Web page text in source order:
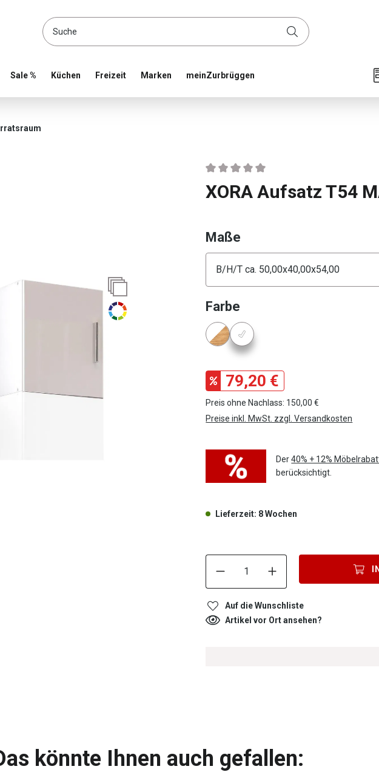
and shop online
Sale % Küchen Freizeit Marken meinZurbrüggen
Durchschnittliche Bewertung von 0 von 5
XORA Aufsatz T54
Maße
Konfigurator Maße
Farbe
Konfigurator Farbe
79,20 €
Preis ohne Nachlass: 150,00 €
Preise inkl. MwSt. zzgl. Versandkosten
Der40% + 12%
berücksichtigt.
Lieferzeit: 8 Wochen
Produkt Anzahl: Gib
Auf die Wunschliste
Artikel vor Ort ansehen?
könnte Ihnen auch gefallen: